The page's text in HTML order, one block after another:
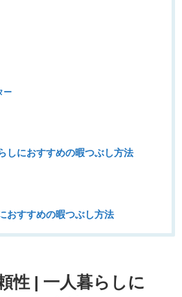
ー
しにおすすめの暇つぶし方法
おすすめの暇つぶし方法
性 | 一人暮らしに